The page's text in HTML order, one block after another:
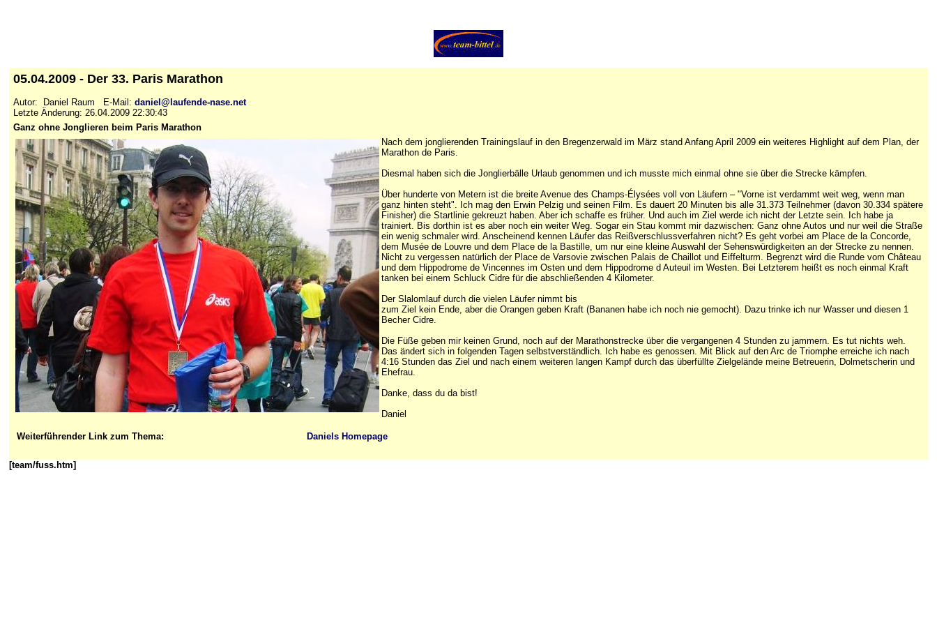
05.04.2009 - Der 33. Paris Marathon
Autor: Daniel Raum E-Mail: daniel@laufende-nase.net
Letzte Änderung: 26.04.2009 22:30:43
Ganz ohne Jonglieren beim Paris Marathon
Nach dem jonglierenden Trainingslauf in den Bregenzerwald im März stand Anfang April 2009 ein weiteres Highlight auf dem Plan, der
Marathon de Paris.
Diesmal haben sich die Jonglierbälle Urlaub genommen und ich musste mich einmal ohne sie über die Strecke kämpfen.
Über hunderte von Metern ist die breite Avenue des Champs-Élysées voll von Läufern – "Vorne ist verdammt weit weg, wenn man
ganz hinten steht". Ich mag den Erwin Pelzig und seinen Film. Es dauert 20 Minuten bis alle 31.373 Teilnehmer (davon 30.334 spätere
Finisher) die Startlinie gekreuzt haben. Aber ich schaffe es früher. Und auch im Ziel werde ich nicht der Letzte sein. Ich habe ja
trainiert. Bis dorthin ist es aber noch ein weiter Weg. Sogar ein Stau kommt mir dazwischen: Ganz ohne Autos und nur weil die Straße
ein wenig schmaler wird. Anscheinend kennen Läufer das Reißverschlussverfahren nicht? Es geht vorbei am Place de la Concorde,
dem Musée de Louvre und dem Place de la Bastille, um nur eine kleine Auswahl der Sehenswürdigkeiten an der Strecke zu nennen.
Nicht zu vergessen natürlich der Place de Varsovie zwischen Palais de Chaillot und Eiffelturm. Begrenzt wird die Runde vom Château
und dem Hippodrome de Vincennes im Osten und dem Hippodrome d Auteuil im Westen. Bei Letzterem heißt es noch einmal Kraft
tanken bei einem Schluck Cidre für die abschließenden 4 Kilometer.
Der Slalomlauf durch die vielen Läufer nimmt bis
zum Ziel kein Ende, aber die Orangen geben Kraft (Bananen habe ich noch nie gemocht). Dazu trinke ich nur Wasser und diesen 1
Becher Cidre.
Die Füße geben mir keinen Grund, noch auf der Marathonstrecke über die vergangenen 4 Stunden zu jammern. Es tut nichts weh.
Das ändert sich in folgenden Tagen selbstverständlich. Ich habe es genossen. Mit Blick auf den Arc de Triomphe erreiche ich nach
4:16 Stunden das Ziel und nach einem weiteren langen Kampf durch das überfüllte Zielgelände meine Betreuerin, Dolmetscherin und
Ehefrau.
Danke, dass du da bist!
Daniel
Weiterführender Link zum Thema: Daniels Homepage
[team/fuss.htm]